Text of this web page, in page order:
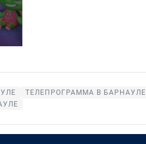
ТЕЛЕПРОГРАММА В БАРНАУЛЕ